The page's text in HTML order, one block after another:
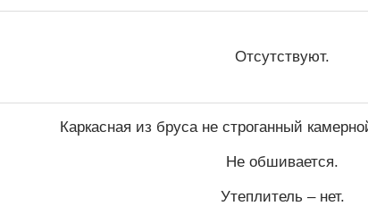
Отсутствуют.
Каркасная из бруса не строганный
Не обшивается.
Утеплитель – нет.